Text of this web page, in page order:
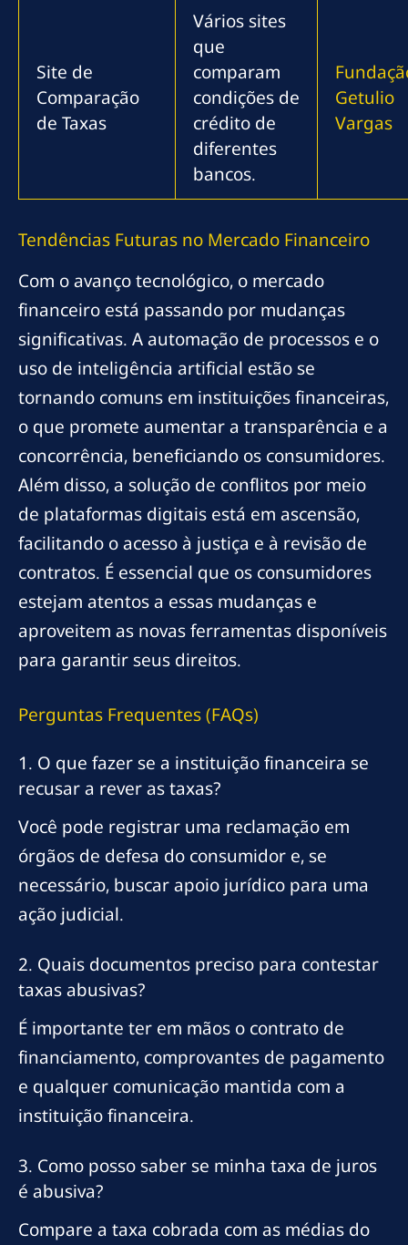
Site de
Comparação
de Taxas
Vários sites
que
comparam
condições de
crédito de
diferentes
bancos.
Getulio
Vargas
Tendências Futuras no Mercado Financeiro
Com o avanço tecnológico, o mercado
financeiro está passando por mudanças
significativas. A automação de processos e o
uso de inteligência artificial estão se
tornando comuns em instituições financeiras,
o que promete aumentar a transparência e a
concorrência, beneficiando os consumidores.
Além disso, a solução de conflitos por meio
de plataformas digitais está em ascensão,
facilitando o acesso à justiça e à revisão de
contratos. É essencial que os consumidores
estejam atentos a essas mudanças e
aproveitem as novas ferramentas disponíveis
para garantir seus direitos.
Perguntas Frequentes (FAQs)
1. O que fazer se a instituição financeira se
recusar a rever as taxas?
Você pode registrar uma reclamação em
órgãos de defesa do consumidor e, se
necessário, buscar apoio jurídico para uma
ação judicial.
2. Quais documentos preciso para contestar
taxas abusivas?
É importante ter em mãos o contrato de
financiamento, comprovantes de pagamento
e qualquer comunicação mantida com a
instituição financeira.
3. Como posso saber se minha taxa de juros
é abusiva?
Compare a taxa cobrada com as médias do